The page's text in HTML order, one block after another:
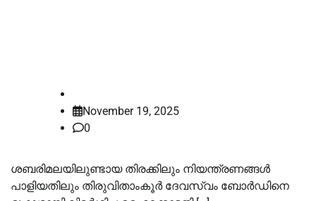
November 19, 2025
0
ശബരിമലയിലുണ്ടായ തിരക്കിലും നിയന്ത്രണങ്ങള്‍
പാളിയതിലും തിരുവിതാംകൂര്‍ ദേവസ്വം ബോര്‍ഡിനെ